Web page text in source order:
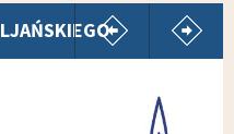
pokaż